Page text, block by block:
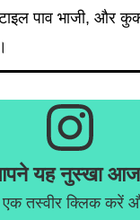
पाव भाजी, और
यह नुस्खा
तस्वीर क्लिक करें